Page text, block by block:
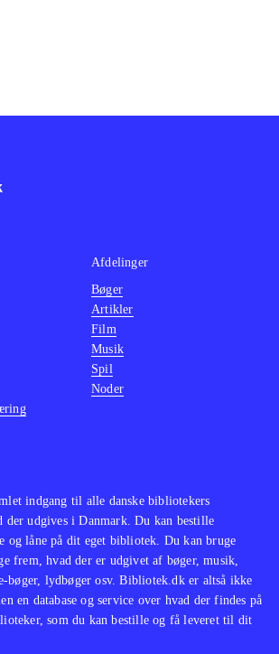
indgang til alle danske bibliotekers
der udgives i Danmark. Du kan bestille
og låne på dit eget bibliotek. Du kan bruge
frem, hvad der er udgivet af bøger, musik,
bøger, lydbøger osv. Bibliotek.dk er altså ikke
en database og service over hvad der findes på
som du kan bestille og få leveret til dit
Afdelinger
Bøger
Artikler
Film
Musik
Spil
Noder